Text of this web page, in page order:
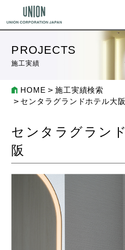
PROJECTS
施工実績
HOME
施工実績検索
センタラグランドホテル大阪
センタラグラン
阪